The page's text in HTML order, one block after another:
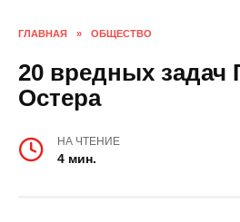
ГЛАВНАЯ » ОБЩЕСТВО
20 вредных задач
Остера
НА ЧТЕНИЕ
4 мин.